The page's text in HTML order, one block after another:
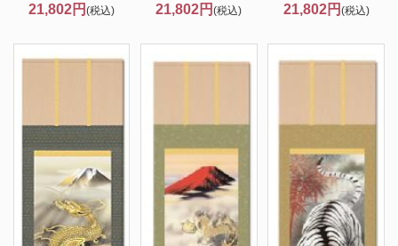
21,802円(税込) 21,802円(税込) 21,802円 (税込)